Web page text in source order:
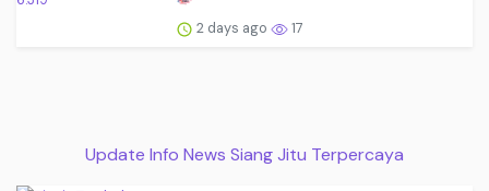
2 days ago 17
Update Info News Siang Jitu Terpercaya